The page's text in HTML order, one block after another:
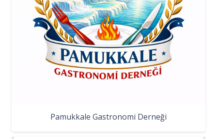
Pamukkale Gastronomi Derneği